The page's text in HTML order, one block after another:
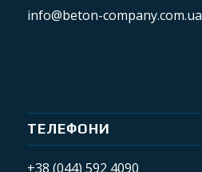
info@beton-company.com.ua
ТЕЛЕФОНИ
+38 (044) 592 4090